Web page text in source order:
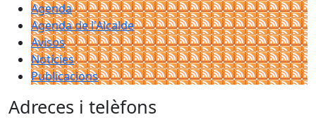
Agenda
Agenda de l'Alcalde
Avisos
Notícies
Publicacions
Adreces i telèfons